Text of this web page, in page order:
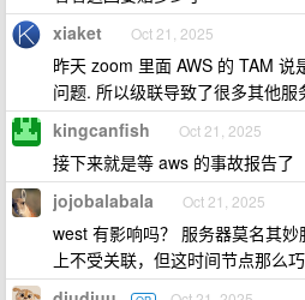
xiaket Oct 21, 2025
昨天 zoom 里面 AWS 的 TAM
问题. 所以级联导致了很多其他服
kingcanfish Oct 21, 2025
接下来就是等 aws 的事故报告了
jojobalabala Oct 21, 2025
west 有影响吗？ 服务器莫名其
上不受关联，但这时间节点那么